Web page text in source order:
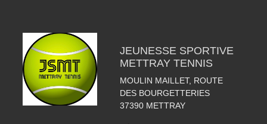
JEUNESSE SPORTIVE
METTRAY TENNIS
MOULIN MAILLET, ROUTE
DES BOURGETTERIES
37390 METTRAY